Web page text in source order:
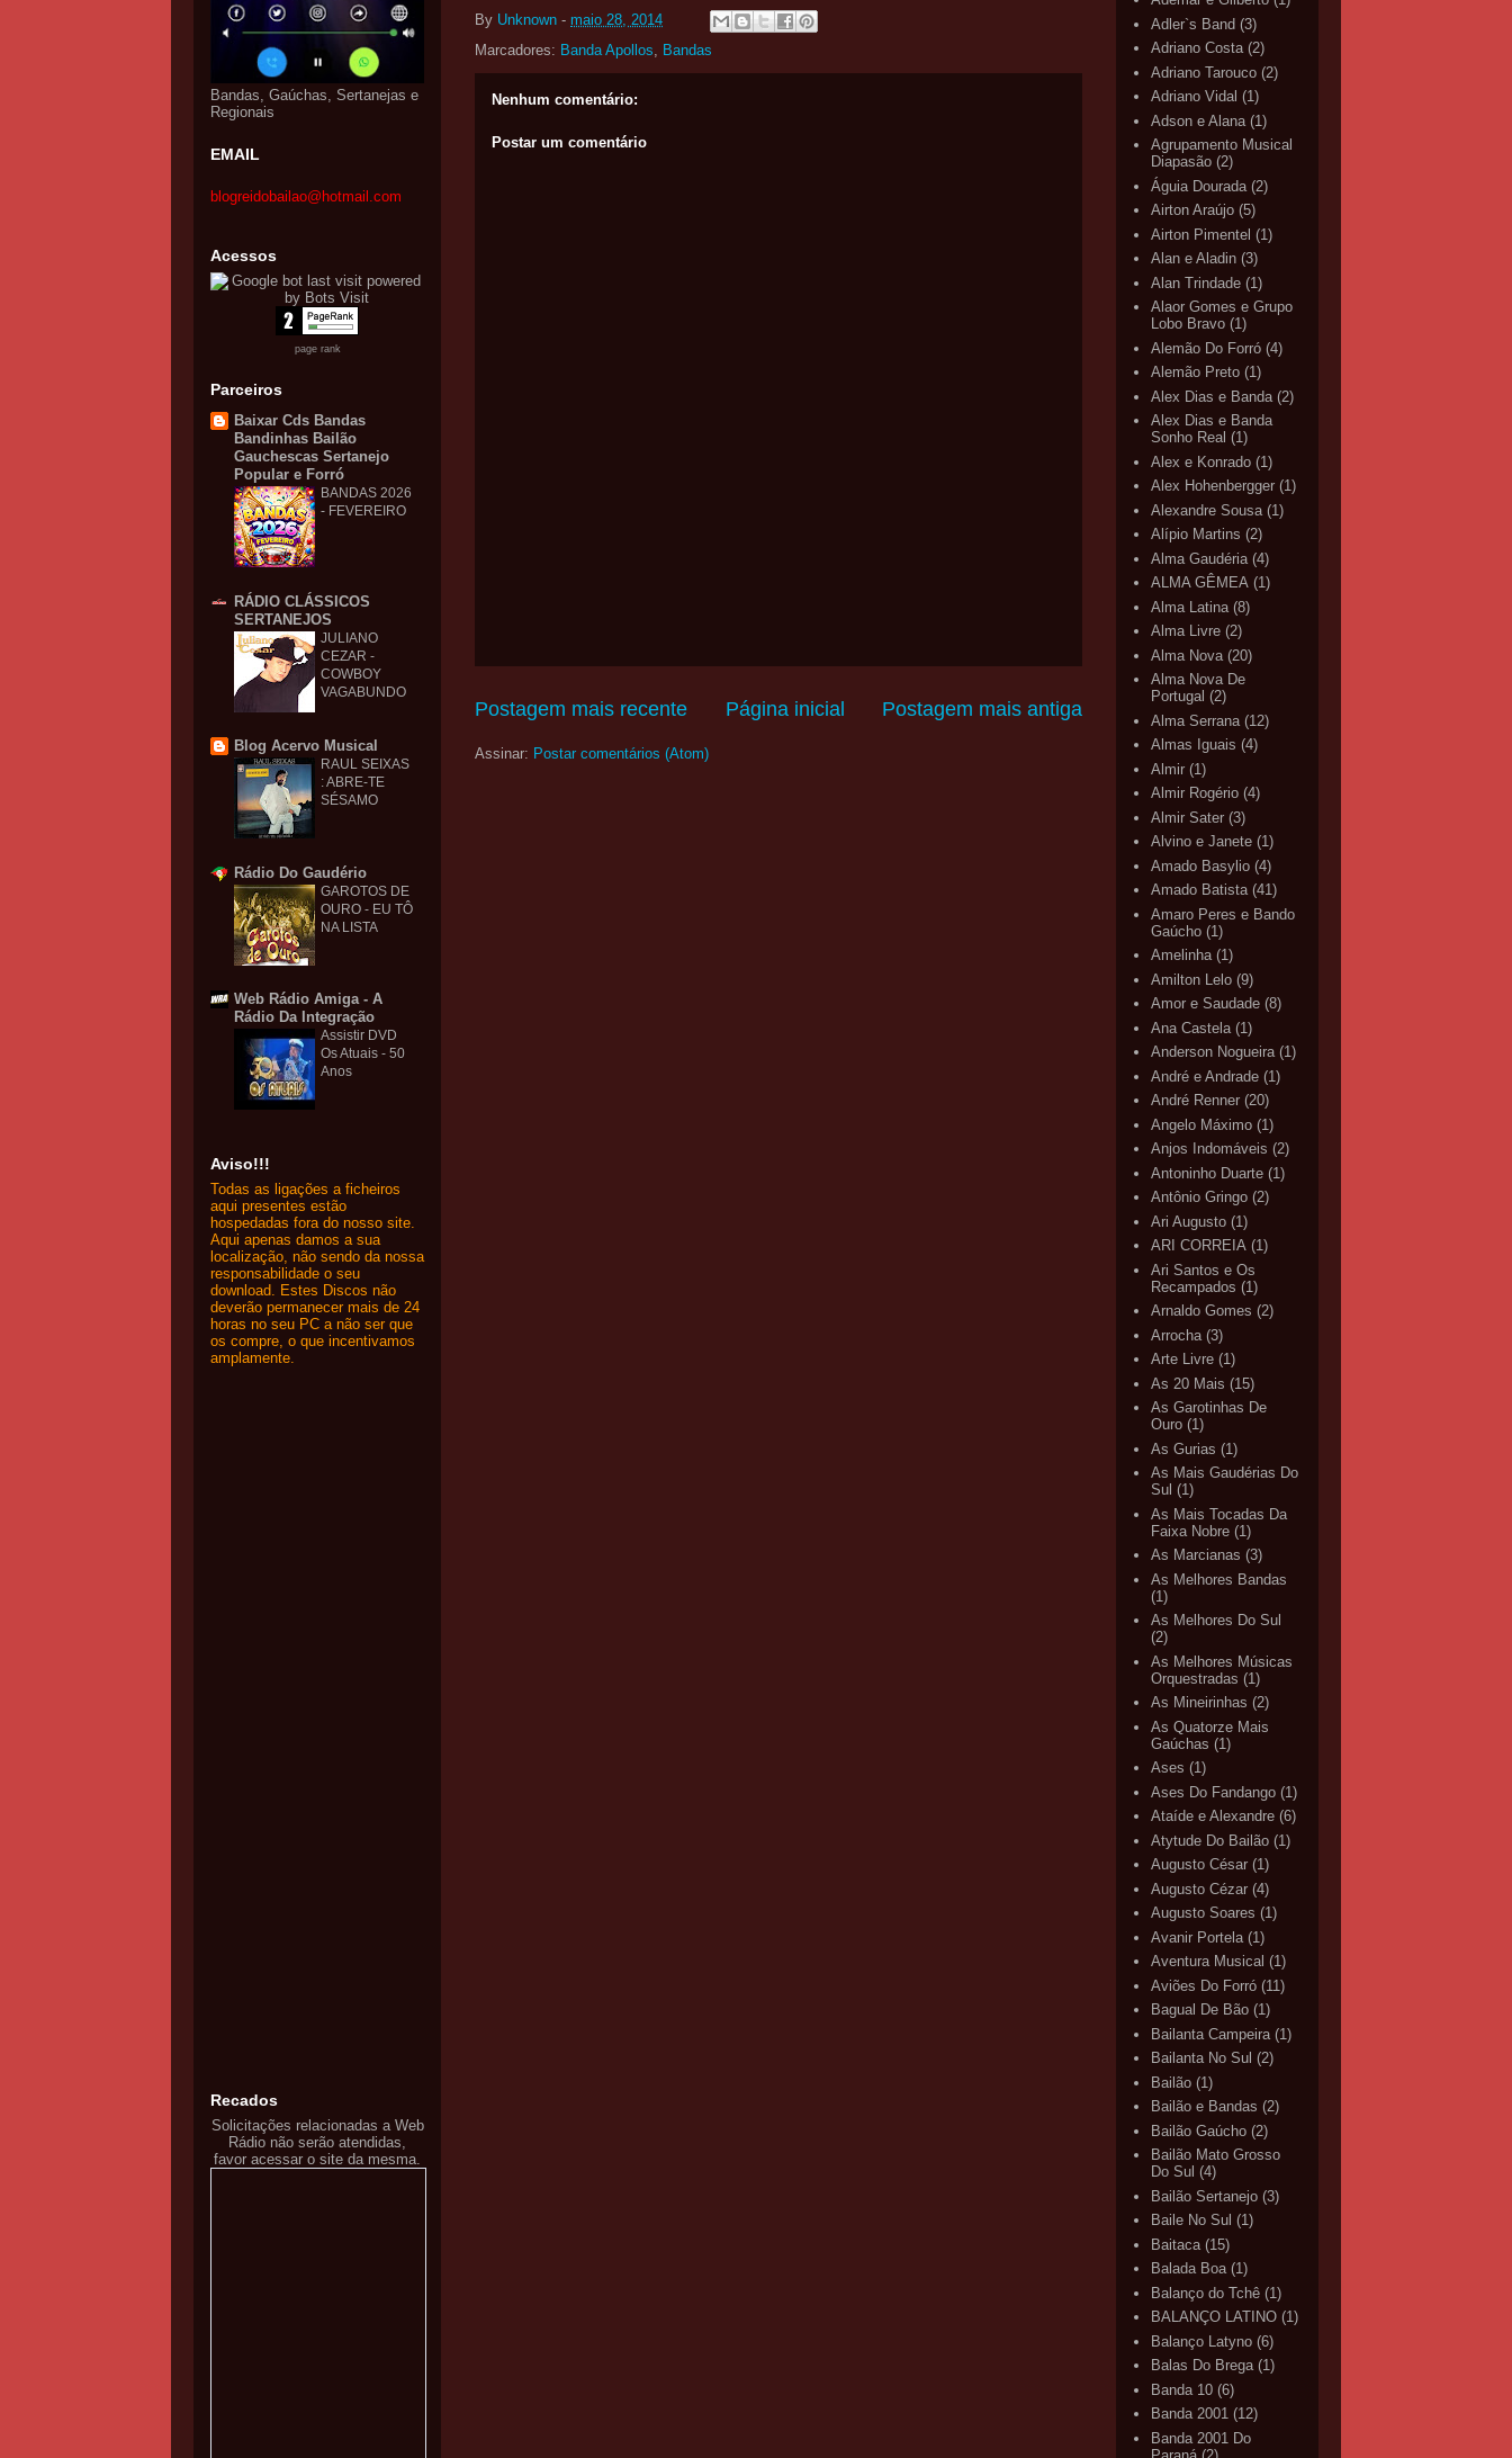
By Unknown - maio 28, 2014
Marcadores: Banda Apollos, Bandas
Nenhum comentário:
Postar um comentário
Postagem mais recente Postagem mais antiga
Página inicial
Assinar: Postar comentários (Atom)
Bandas, Gaúchas, Sertanejas e
Regionais
EMAIL
blogreidobailao@hotmail.com
Acessos
page rank
Parceiros
Baixar Cds Bandas
Bandinhas Bailão
Gauchescas Sertanejo
Popular e Forró
BANDAS 2026
- FEVEREIRO
RÁDIO CLÁSSICOS
SERTANEJOS
JULIANO
CEZAR -
COWBOY
VAGABUNDO
Blog Acervo Musical
RAUL SEIXAS
: ABRE-TE
SÉSAMO
Rádio Do Gaudério
GAROTOS DE
OURO - EU TÔ
NA LISTA
Web Rádio Amiga - A
Rádio Da Integração
Assistir DVD
Os Atuais - 50
Anos
Aviso!!!
Todas as ligações a ficheiros
aqui presentes estão
hospedadas fora do nosso site.
Aqui apenas damos a sua
localização, não sendo da nossa
responsabilidade o seu
download. Estes Discos não
deverão permanecer mais de 24
horas no seu PC a não ser que
os compre, o que incentivamos
amplamente.
Recados
Solicitações relacionadas a Web
Rádio não serão atendidas,
favor acessar o site da mesma.
Adler`s Band (3)
Adriano Costa (2)
Adriano Tarouco (2)
Adriano Vidal (1)
Adson e Alana (1)
Agrupamento Musical
Diapasão (2)
Águia Dourada (2)
Airton Araújo (5)
Airton Pimentel (1)
Alan e Aladin (3)
Alan Trindade (1)
Alaor Gomes e Grupo
Lobo Bravo (1)
Alemão Do Forró (4)
Alemão Preto (1)
Alex Dias e Banda (2)
Alex Dias e Banda
Sonho Real (1)
Alex e Konrado (1)
Alex Hohenbergger (1)
Alexandre Sousa (1)
Alípio Martins (2)
Alma Gaudéria (4)
ALMA GÊMEA (1)
Alma Latina (8)
Alma Livre (2)
Alma Nova (20)
Alma Nova De
Portugal (2)
Alma Serrana (12)
Almas Iguais (4)
Almir (1)
Almir Rogério (4)
Almir Sater (3)
Alvino e Janete (1)
Amado Basylio (4)
Amado Batista (41)
Amaro Peres e Bando
Gaúcho (1)
Amelinha (1)
Amilton Lelo (9)
Amor e Saudade (8)
Ana Castela (1)
Anderson Nogueira (1)
André e Andrade (1)
André Renner (20)
Angelo Máximo (1)
Anjos Indomáveis (2)
Antoninho Duarte (1)
Antônio Gringo (2)
Ari Augusto (1)
ARI CORREIA (1)
Ari Santos e Os
Recampados (1)
Arnaldo Gomes (2)
Arrocha (3)
Arte Livre (1)
As 20 Mais (15)
As Garotinhas De
Ouro (1)
As Gurias (1)
As Mais Gaudérias Do
Sul (1)
As Mais Tocadas Da
Faixa Nobre (1)
As Marcianas (3)
As Melhores Bandas
(1)
As Melhores Do Sul
(2)
As Melhores Músicas
Orquestradas (1)
As Mineirinhas (2)
As Quatorze Mais
Gaúchas (1)
Ases (1)
Ases Do Fandango (1)
Ataíde e Alexandre (6)
Atytude Do Bailão (1)
Augusto César (1)
Augusto Cézar (4)
Augusto Soares (1)
Avanir Portela (1)
Aventura Musical (1)
Aviões Do Forró (11)
Bagual De Bão (1)
Bailanta Campeira (1)
Bailanta No Sul (2)
Bailão (1)
Bailão e Bandas (2)
Bailão Gaúcho (2)
Bailão Mato Grosso
Do Sul (4)
Bailão Sertanejo (3)
Baile No Sul (1)
Baitaca (15)
Balada Boa (1)
Balanço do Tchê (1)
BALANÇO LATINO (1)
Balanço Latyno (6)
Balas Do Brega (1)
Banda 10 (6)
Banda 2001 (12)
Banda 2001 Do